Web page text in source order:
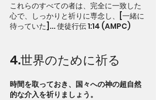
これらのすべての者は、完全に一致した
心で、しっかりと祈りに専念し、[一緒に
待っていた]... 使徒行伝 1:14 (AMPC)
4.世界のために祈る
時間を取っておき、国々への神の超自然
的な介入を祈りましょう。